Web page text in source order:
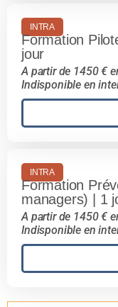
INTRA
Formation
jour
A partir de 1450 €
Indisponible en
INTRA
Formation
managers) | 1
A partir de 1450 €
Indisponible en